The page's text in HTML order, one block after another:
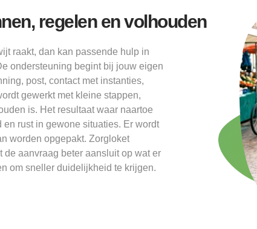
regelen en volhouden
raakt, dan kan passende hulp in
ondersteuning begint bij jouw eigen
post, contact met instanties,
gewerkt met kleine stappen,
is. Het resultaat waar naartoe
rust in gewone situaties. Er wordt
worden opgepakt. Zorgloket
aanvraag beter aansluit op wat er
om sneller duidelijkheid te krijgen.